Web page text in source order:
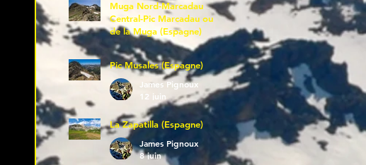
Muga Nord-Marcadau
Central-Pic Marcadau ou
de la Muga (Espagne)
James Pignoux
21 juin
Pic Musales (Espagne)
James Pignoux
12 juin
La Zapatilla (Espagne)
James Pignoux
8 juin